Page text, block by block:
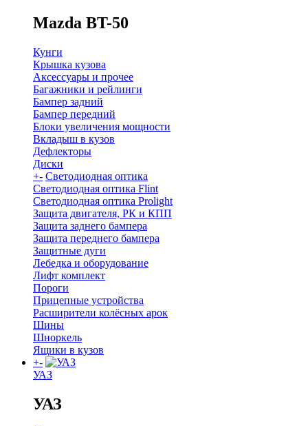
Mazda BT-50
Кунги
Крышка кузова
Аксессуары и прочее
Багажники и рейлинги
Бампер задний
Бампер передний
Блоки увеличения мощности
Вкладыш в кузов
Дефлекторы
Диски
+- Светодиодная оптика
Светодиодная оптика Flint
Светодиодная оптика Prolight
Защита двигателя, РК и КПП
Защита заднего бампера
Защита переднего бампера
Защитные дуги
Лебедка и оборудование
Лифт комплект
Пороги
Прицепные устройства
Расширители колёсных арок
Шины
Шноркель
Ящики в кузов
+-
УАЗ
УАЗ